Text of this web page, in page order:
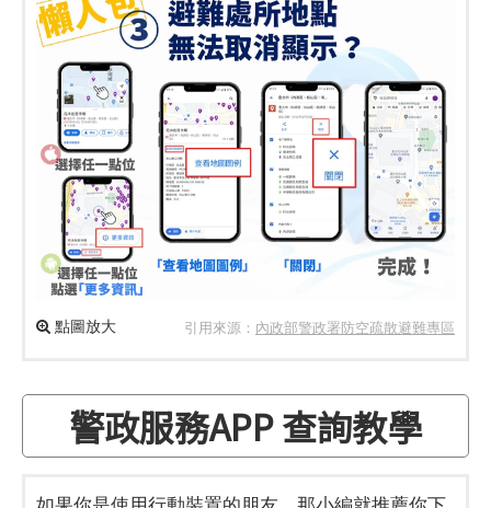
點圖放大 引用來源： 內政部警政署防空疏散避難專區
警政服務APP 查詢教學